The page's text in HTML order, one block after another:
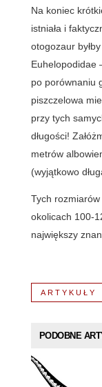
Na koniec
istniała i
otogozaur
Euhelopodidae
po porównaniu
piszczelowa
przy tych
długości!
metrów
(wyjątkowo
Tych
okolicach 100-
największy
ARTYKUŁY
PODOBNE